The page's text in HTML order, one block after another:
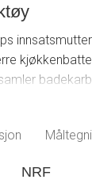
innsatsmutter
NRF